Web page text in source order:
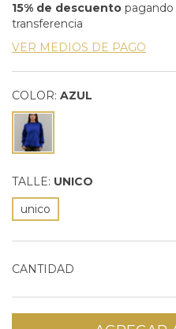
15% de descuento
transferencia
VER MEDIOS DE PAGO
COLOR: AZUL
TALLE: UNICO
unico
CANTIDAD